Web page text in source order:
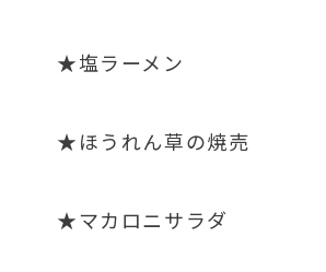
★塩ラーメン
★ほうれん草の焼売
★マカロニサラダ